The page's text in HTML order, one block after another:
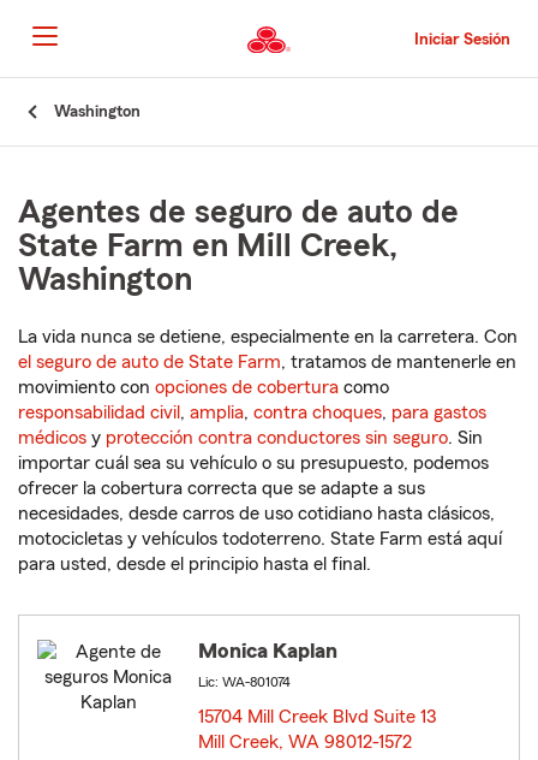
al
contenido
principal
Iniciar Sesión
Washington
Agentes de seguro de auto de
State Farm en Mill Creek,
Washington
La vida nunca se detiene, especialmente en la carretera. Con
el seguro de auto de State Farm, tratamos de mantenerle en
movimiento con opciones de cobertura como
responsabilidad civil , amplia, contra choques, para gastos
médicos y protección contra conductores sin seguro. Sin
importar cuál sea su vehículo o su presupuesto, podemos
ofrecer la cobertura correcta que se adapte a sus
necesidades, desde carros de uso cotidiano hasta clásicos,
motocicletas y vehículos todoterreno. State Farm está aquí
para usted, desde el principio hasta el final.
Monica Kaplan
Lic: WA-801074
15704 Mill Creek Blvd Suite 13
Mill Creek, WA 98012-1572